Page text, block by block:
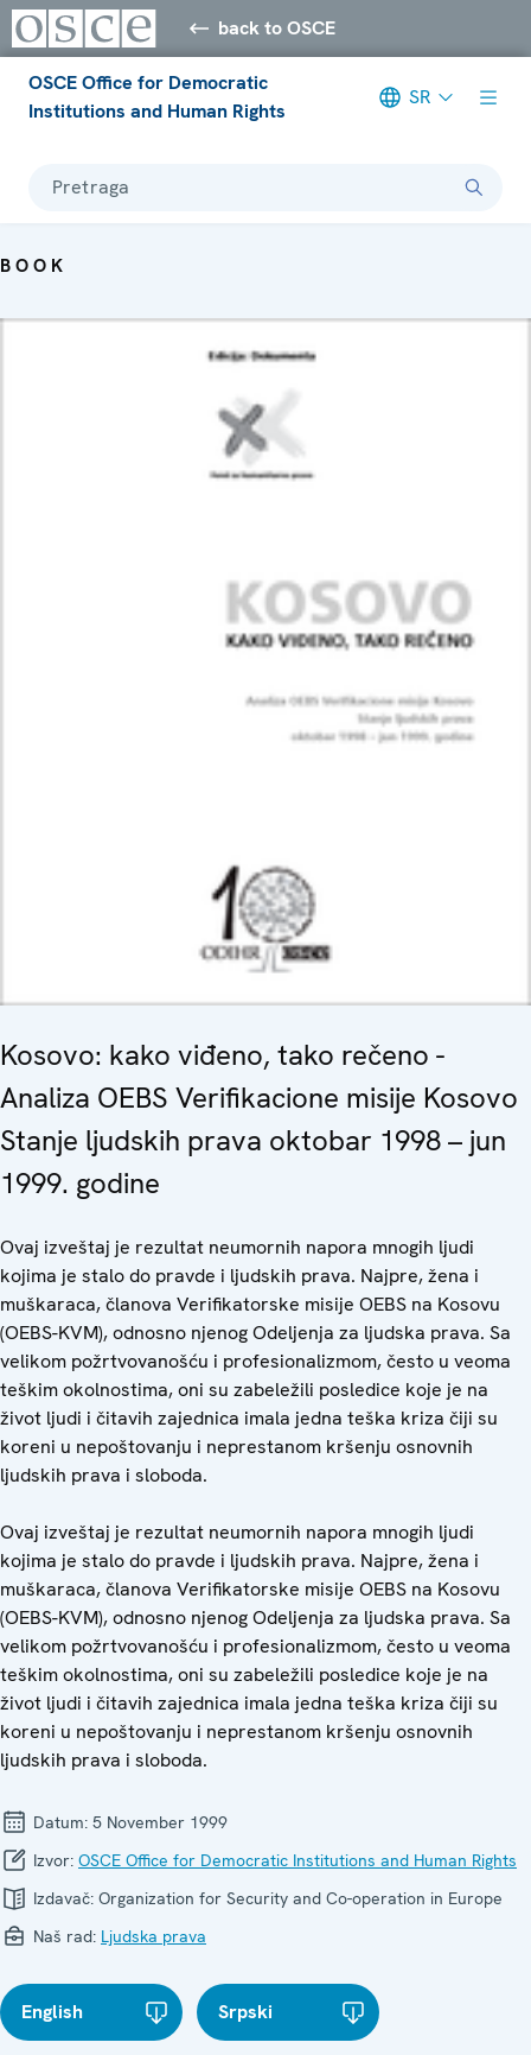
back to OSCE
OSCE Office for Democratic
Institutions and Human Rights
SR
Pretraga
BOOK
Kosovo: kako viđeno, tako rečeno -
Analiza OEBS Verifikacione misije Kosovo
Stanje ljudskih prava oktobar 1998 – jun
1999. godine
Ovaj izveštaj je rezultat neumornih napora mnogih ljudi
kojima je stalo do pravde i ljudskih prava. Najpre, žena i
muškaraca, članova Verifikatorske misije OEBS na Kosovu
(OEBS-KVM), odnosno njenog Odeljenja za ljudska prava. Sa
velikom požrtvovanošću i profesionalizmom, često u veoma
teškim okolnostima, oni su zabeležili posledice koje je na
život ljudi i čitavih zajednica imala jedna teška kriza čiji su
koreni u nepoštovanju i neprestanom kršenju osnovnih
ljudskih prava i sloboda.
Ovaj izveštaj je rezultat neumornih napora mnogih ljudi
kojima je stalo do pravde i ljudskih prava. Najpre, žena i
muškaraca, članova Verifikatorske misije OEBS na Kosovu
(OEBS-KVM), odnosno njenog Odeljenja za ljudska prava. Sa
velikom požrtvovanošću i profesionalizmom, često u veoma
teškim okolnostima, oni su zabeležili posledice koje je na
život ljudi i čitavih zajednica imala jedna teška kriza čiji su
koreni u nepoštovanju i neprestanom kršenju osnovnih
ljudskih prava i sloboda.
Datum: 5 November 1999
Izvor: OSCE Office for Democratic Institutions and Human Rights
Izdavač: Organization for Security and Co-operation in Europe
Naš rad: Ljudska prava
English Srpski